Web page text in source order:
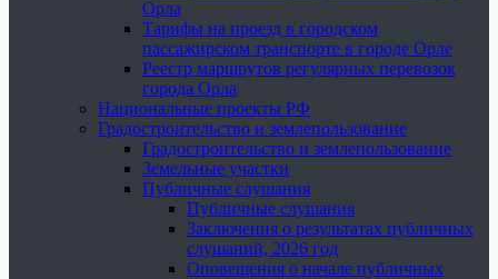
Орла
Тарифы на проезд в городском
пассажирском транспорте в городе Орле
Реестр маршрутов регулярных перевозок
города Орла
Национальные проекты РФ
Градостроительство и землепользование
Градостроительство и землепользование
Земельные участки
Публичные слушания
Публичные слушания
Заключения о результатах публичных
слушаний, 2026 год
Оповещения о начале публичных